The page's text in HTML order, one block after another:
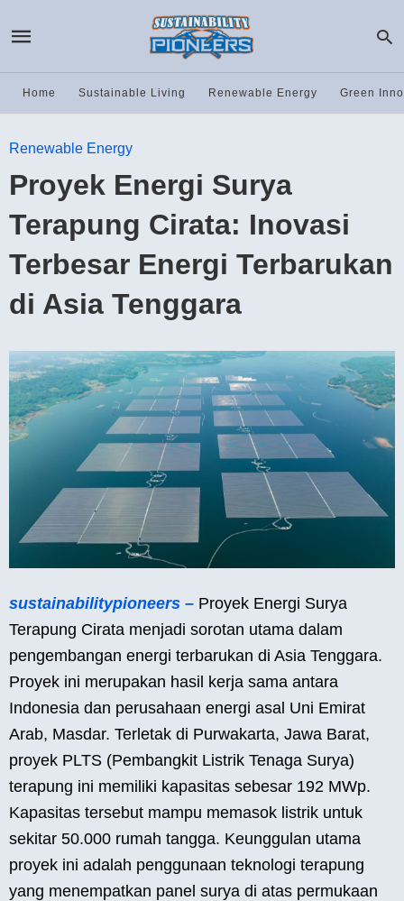
Home Sustainable Living Renewable Energy Green
Renewable Energy
Proyek Energi Surya
Terapung Cirata: Inovasi
Terbesar Energi Terbarukan
di Asia Tenggara
sustainabilitypioneers – Proyek Energi Surya
Terapung Cirata menjadi sorotan utama dalam
pengembangan energi terbarukan di Asia Tenggara.
Proyek ini merupakan hasil kerja sama antara
Indonesia dan perusahaan energi asal Uni Emirat
Arab, Masdar. Terletak di Purwakarta, Jawa Barat,
proyek PLTS (Pembangkit Listrik Tenaga Surya)
terapung ini memiliki kapasitas sebesar 192 MWp.
Kapasitas tersebut mampu memasok listrik untuk
sekitar 50.000 rumah tangga. Keunggulan utama
proyek ini adalah penggunaan teknologi terapung
yang menempatkan panel surya di atas permukaan